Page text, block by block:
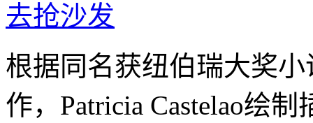
去抢沙发
根据同名获纽伯瑞大奖小
作，Patricia Castelao绘